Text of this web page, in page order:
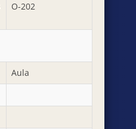
O-202
Aula